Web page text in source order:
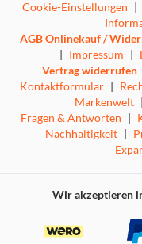
Cookie-Einstellungen |
AGB Onlinekauf /
| Impressum |
Vertrag widerrufen
Kontaktformular |
Markenwelt |
Fragen & Antworten |
Nachhaltigkeit |
Wir akzeptieren